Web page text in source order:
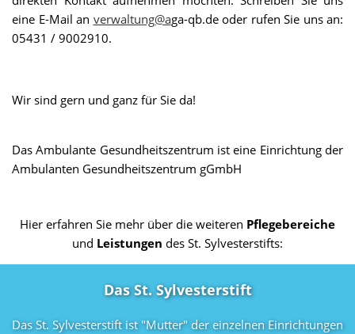
eine E-Mail an verwaltung@aga-qb.de oder rufen Sie uns an:
05431 / 9002910.
Wir sind gern und ganz für Sie da!
Das Ambulante Gesundheitszentrum ist eine Einrichtung der
Ambulanten Gesundheitszentrum gGmbH
Hier erfahren Sie mehr über die weiteren Pflegebereiche
und Leistungen des St. Sylvesterstifts:
Das St. Sylvesterstift
Das St. Sylvesterstift ist "Mutter" der einzelnen Einrichtungen